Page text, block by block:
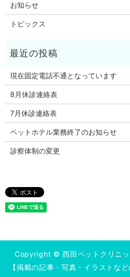
お知らせ
トピックス
現在固定電話不通となっています
8月休診連絡表
7月休診連絡表
ペットホテル業務終了のお知らせ
診察体制の変更
Copyright © 西田ペットクリニ
【掲載の記事・写真・イラストな